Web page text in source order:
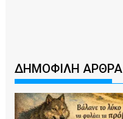
ΔΗΜΟΦΙΛΗ ΑΡΘΡΑ